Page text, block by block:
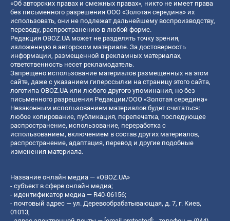
«Об авторских правах и смежных правах», никто не имеет права
без письменного разрешения ООО «Золотая середина» их
использовать, они не подлежат дальнейшему воспроизводству,
переводу, распространению в любой форме.
Редакция OBOZ.UA может не разделять точку зрения,
изложенную в авторском материале. За достоверность
информации, размещенной в рекламных материалах,
ответственность несет рекламодатель.
Запрещено использование материалов размещенных на этом
сайте, даже с указанием гиперссылки на страницу этого сайта,
логотипа OBOZ.UA или любого другого упоминания, но без
письменного разрешения Редакции/ООО «Золотая середина»
Незаконным использованием материалов будет считаться:
любое копирование, публикация, перепечатка, последующее
распространение, использование, переработка с
использованием, включением в состав других материалов,
распространение, адаптация, перевод и другие подобные
изменения материала.
Название онлайн медиа — «OBOZ.UA»
- субъект в сфере онлайн медиа;
- идентификатор медиа — R40-06156;
- почтовый адрес — ул. Деревообрабатывающая, д. 7, г. Киев,
01013;